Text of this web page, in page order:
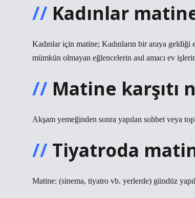
Kadınlar
Kadınlar için matine; Kadınların bir araya
mümkün olmayan eğlencelerin asıl amacı ev
Matine karşıtı
Akşam yemeğinden sonra yapılan sohbet veya
Tiyatroda
Matine: (sinema, tiyatro vb. yerlerde) gündüz